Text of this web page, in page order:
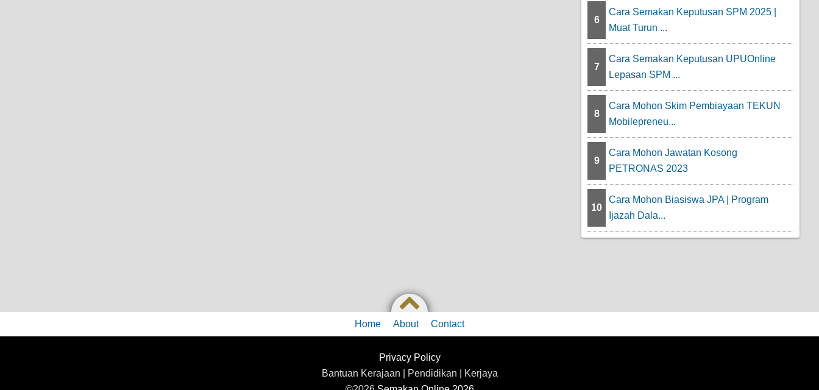
6
Cara Semakan Keputusan SPM 2025 |
Muat Turun ...
7
Cara Semakan Keputusan UPUOnline
Lepasan SPM ...
8
Cara Mohon Skim Pembiayaan TEKUN
Mobilepreneu...
9
Cara Mohon Jawatan Kosong
PETRONAS 2023
10
Cara Mohon Biasiswa JPA | Program
Ijazah Dala...
Home About Contact
Privacy Policy
Bantuan Kerajaan | Pendidikan | Kerjaya